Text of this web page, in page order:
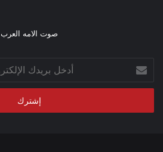
صوت الامه العرب
بريدك
الإلكتروني